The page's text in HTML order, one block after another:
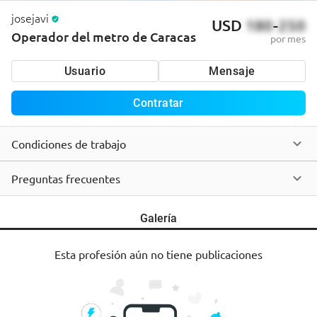
josejavi
Operador del metro de Caracas
USD 180-250
por mes
Usuario Mensaje
Contratar
Condiciones de trabajo
Preguntas frecuentes
Galería
Esta profesión aún no tiene publicaciones